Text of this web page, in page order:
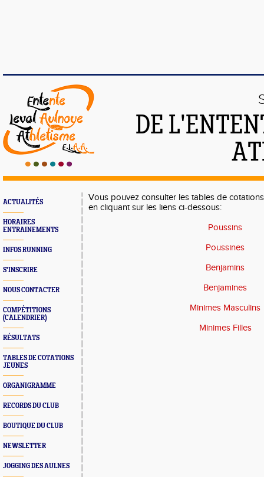
DE
ACTUALITÉS
HORAIRES
ENTRAINEMENTS
INFOS RUNNING
S'INSCRIRE
NOUS CONTACTER
COMPÉTITIONS
(CALENDRIER)
RÉSULTATS
TABLES DE COTATIONS
JEUNES
ORGANIGRAMME
RECORDS DU CLUB
BOUTIQUE DU CLUB
NEWSLETTER
JOGGING DES AULNES
Vous pouvez consulter les tables de
en cliquant sur les liens ci-dessous:
Poussins
Poussines
Benjamins
Benjamines
Minimes Masculins
Minimes Filles